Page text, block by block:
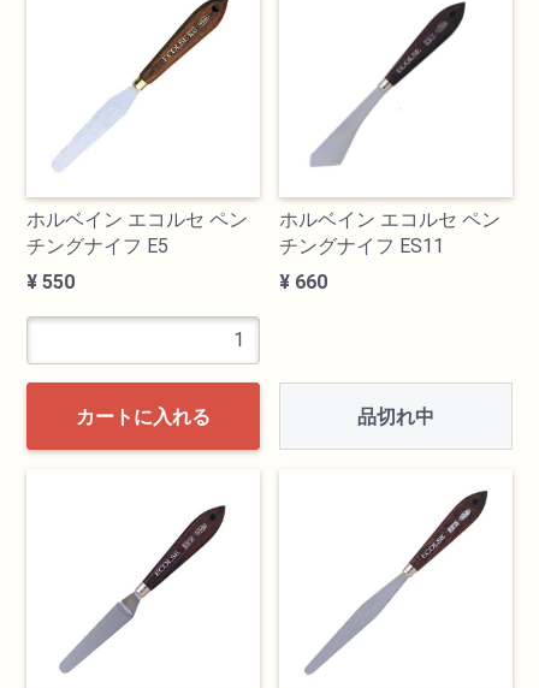
ホルベイン エコルセ ペン
チングナイフ E5
¥ 550
カートに入れる
ホルベイン エコルセ ペン
チングナイフ ES11
¥ 660
品切れ中